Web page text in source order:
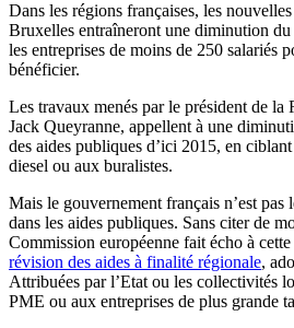
Dans les régions françaises, les
Bruxelles entraîneront une diminution du
les entreprises de moins de 250 salariés
bénéficier.
Les travaux menés par le président de
Jack Queyranne, appellent à une
des aides publiques d’ici 2015, en
diesel ou aux buralistes.
Mais le gouvernement français n’est pas
dans les aides publiques. Sans citer de
Commission européenne fait écho à
révision des aides à finalité régionale,
Attribuées par l’Etat ou les collectivités
PME ou aux entreprises de plus grande